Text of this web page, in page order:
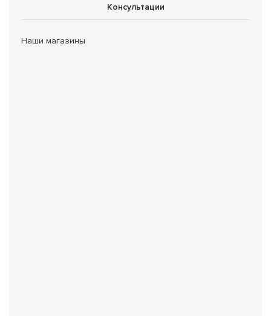
Приборы лечебные
Книги Гарбузова Г.А.
Консультации
Наши магазины